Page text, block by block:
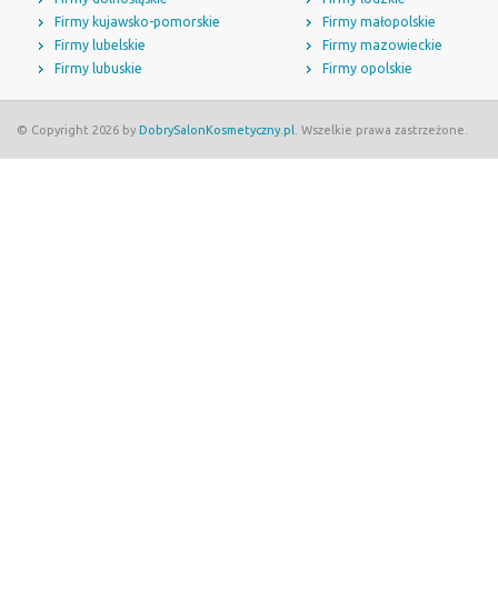
Firmy kujawsko-pomorskie
Firmy lubelskie
Firmy lubuskie
Firmy małopolskie
Firmy mazowieckie
Firmy opolskie
© Copyright 2026 by DobrySalonKosmetyczny.pl . Wszelkie prawa zastrzeżone.